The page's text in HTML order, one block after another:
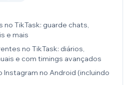
TikTask: guarde chats,
e mais
no TikTask: diários,
e com timings avançados
Instagram no Android (incluindo